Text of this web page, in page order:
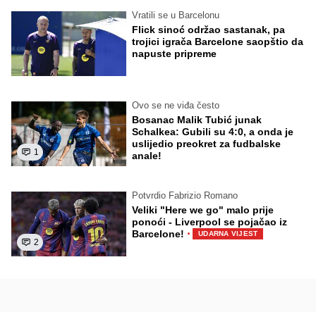
Vratili se u Barcelonu
Flick sinoć održao sastanak, pa
trojici igrača Barcelone saopštio da
napuste pripreme
1
Ovo se ne viđa često
Bosanac Malik Tubić junak
Schalkea: Gubili su 4:0, a onda je
uslijedio preokret za fudbalske
anale!
2
Potvrdio Fabrizio Romano
Veliki "Here we go" malo prije
ponoći - Liverpool se pojačao iz
Barcelone! · UDARNA VIJEST